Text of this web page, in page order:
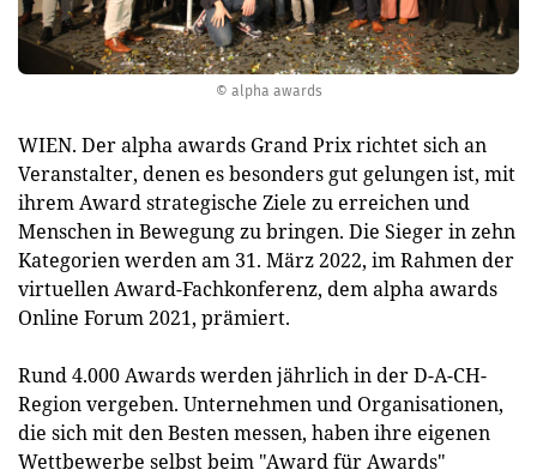
© alpha awards
WIEN. Der alpha awards Grand Prix richtet sich an
Veranstalter, denen es besonders gut gelungen ist, mit
ihrem Award strategische Ziele zu erreichen und
Menschen in Bewegung zu bringen. Die Sieger in zehn
Kategorien werden am 31. März 2022, im Rahmen der
virtuellen Award-Fachkonferenz, dem alpha awards
Online Forum 2021, prämiert.
Rund 4.000 Awards werden jährlich in der D-A-CH-
Region vergeben. Unternehmen und Organisationen,
die sich mit den Besten messen, haben ihre eigenen
Wettbewerbe selbst beim "Award für Awards"